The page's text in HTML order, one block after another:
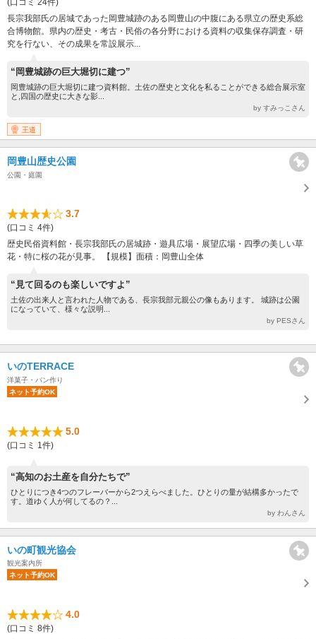
(口コミ 24件)
長宗我部氏の居城であった岡豊城跡のある岡豊山の中腹にある県立の歴史系総
合博物館。県内の歴史・考古・民俗の各分野における資料の収集保存調査・研
究を行ない、その成果を常設展示...
“岡豊城跡の巨大堀切に建つ”
岡豊城跡の巨大堀切に建つ資料館。土佐の歴史と文化を私ることができる総合展示室
と,四国の歴史に大きな影...
by すみっこさん
王道
岡豊山歴史公園
公園・庭園
3.7
(口コミ 4件)
歴史民俗資料館・長宗我部氏の居城跡・遊具広場・展望広場・四季の美しい草
花・特に桜の花が見事。 【規模】面積：岡豊山全体
“見て回るのも楽しいですよ”
土佐の出来人と言われた人物である、長宗我部元親公の像もあります。 城跡は公園
になっていて、様々な説明...
by PESさん
いのTERRACE
洋菓子・パン作り
ネット予約OK
5.0
(口コミ 1件)
“高知のお土産を自分たちで”
ひとりにつき4つのフレーバーから2つえらべました。ひとりの量が結構多かったで
す。道ゆく人が何してるの？...
by わんさん
いの町観光協会
観光案内所
ネット予約OK
4.0
(口コミ 8件)